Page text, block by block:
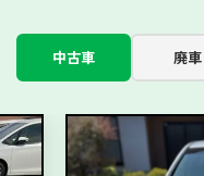
中古車 廃車